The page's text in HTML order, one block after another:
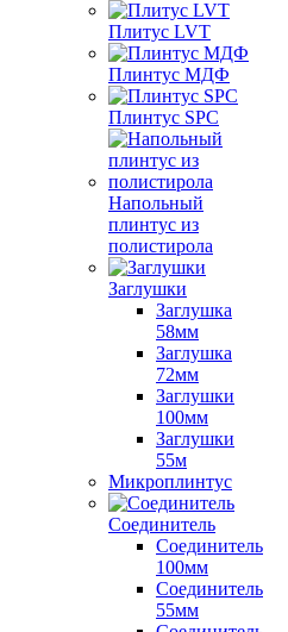
Плитус LVT
Плинтус МДФ
Плинтус SPC
Напольный
плинтус из
полистирола
Заглушки
Заглушка
58мм
Заглушка
72мм
Заглушки
100мм
Заглушки
55м
Микроплинтус
Соединитель
Соединитель
100мм
Соединитель
55мм